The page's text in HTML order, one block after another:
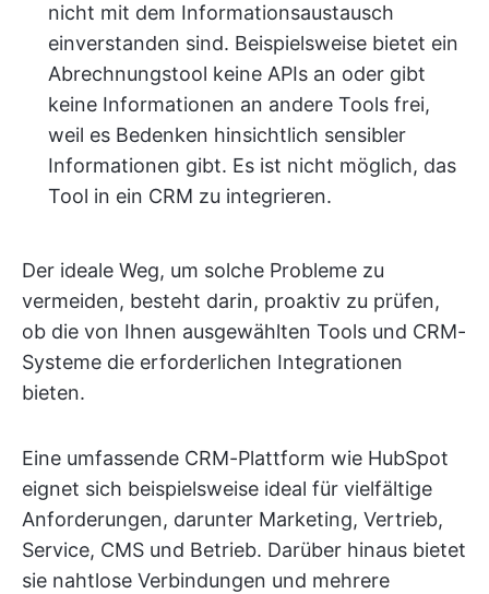
nicht mit dem Informationsaustausch
einverstanden sind. Beispielsweise bietet ein
Abrechnungstool keine APIs an oder gibt
keine Informationen an andere Tools frei,
weil es Bedenken hinsichtlich sensibler
Informationen gibt. Es ist nicht möglich, das
Tool in ein CRM zu integrieren.
Der ideale Weg, um solche Probleme zu
vermeiden, besteht darin, proaktiv zu prüfen,
ob die von Ihnen ausgewählten Tools und CRM-
Systeme die erforderlichen Integrationen
bieten.
Eine umfassende CRM-Plattform wie HubSpot
eignet sich beispielsweise ideal für vielfältige
Anforderungen, darunter Marketing, Vertrieb,
Service, CMS und Betrieb. Darüber hinaus bietet
sie nahtlose Verbindungen und mehrere